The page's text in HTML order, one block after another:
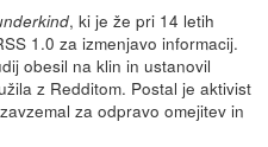
, ki je že pri 14 letih
1.0 za izmenjavo informacij.
obesil na klin in ustanovil
z Redditom. Postal je aktivist
za odpravo omejitev in